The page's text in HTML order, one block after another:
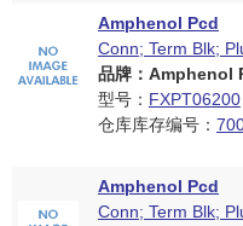
Amphenol Pcd
Conn; Term Blk;
品牌：Amphenol
型号： FXPT06200
仓库库存编号：
Amphenol Pcd
Conn; Term Blk;